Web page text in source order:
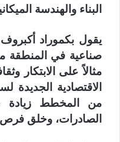
البناء والهندسة
يقول بكموراد
صناعية في المنطقة
مثالاً على الابتكار
الاقتصادية الجديدة
من المخطط زيادة
الصادرات، وخلق